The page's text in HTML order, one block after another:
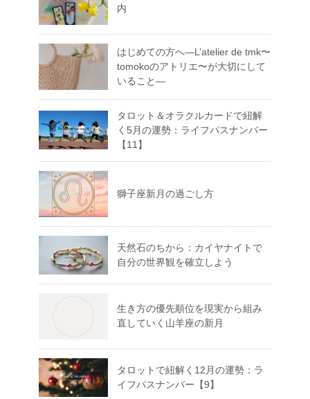
内
はじめての方へ―L’atelier de tmk〜
tomokoのアトリエ〜が大切にして
いること―
タロット＆オラクルカードで紐解
く5月の運勢：ライフパスナンバー
【11】
獅子座新月の過ごし方
天然石のちから：カイヤナイトで
自分の世界観を確立しよう
生き方の優先順位を現実から組み
直していく山羊座の新月
タロットで紐解く12月の運勢：ラ
イフパスナンバー【9】